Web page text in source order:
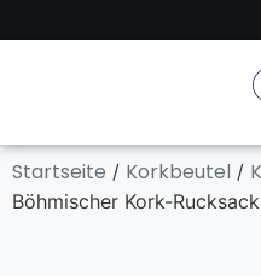
Startseite / Korkbeutel /
Böhmischer Kork-